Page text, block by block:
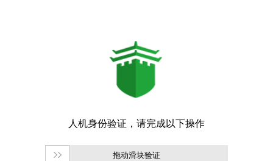
拖动滑块验证